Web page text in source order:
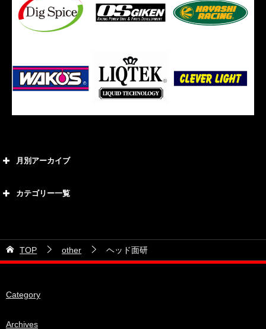
月別アーカイブ
2026年5月
2026年4月
2026年2月
カテゴリー一覧
21号車
28号車
TOP other ヘッド面研
Category
Archives